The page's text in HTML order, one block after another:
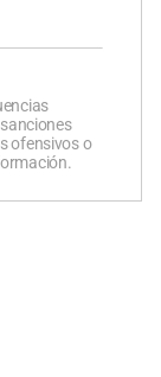
ofensivos o